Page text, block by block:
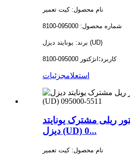
نام محصول: کیت تعمیر
شماره محصول: 095000-8100
برند: یونایتد دیزل (UD)
کاربرد: انژکتور 095000-8100
استعلامجزئیات
ریلی مشترک یونایتد
دیزل (UD) 0...
نام محصول: کیت تعمیر